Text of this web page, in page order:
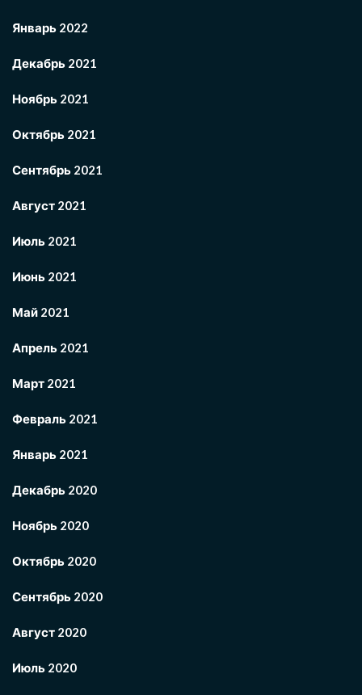
Январь 2022
Декабрь 2021
Ноябрь 2021
Октябрь 2021
Сентябрь 2021
Август 2021
Июль 2021
Июнь 2021
Май 2021
Апрель 2021
Март 2021
Февраль 2021
Январь 2021
Декабрь 2020
Ноябрь 2020
Октябрь 2020
Сентябрь 2020
Август 2020
Июль 2020